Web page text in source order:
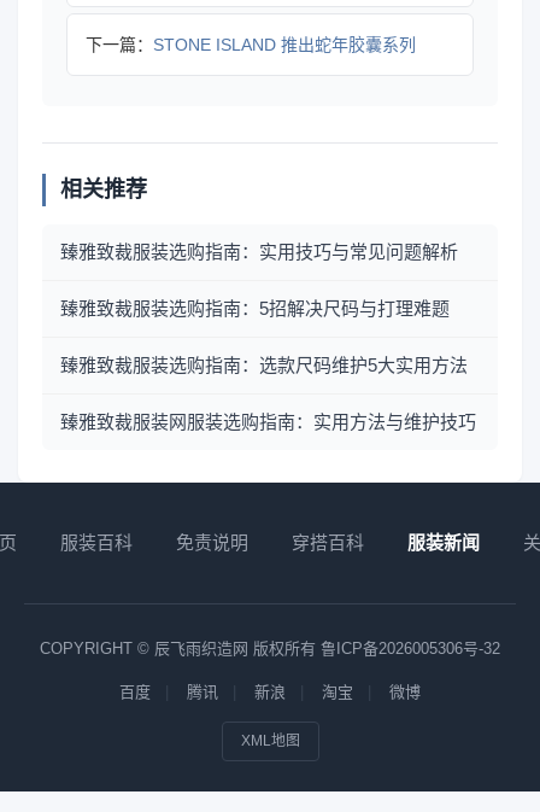
下一篇： STONE ISLAND 推出蛇年胶囊系列
相关推荐
臻雅致裁服装选购指南：实用技巧与常见问题解析
臻雅致裁服装选购指南：5招解决尺码与打理难题
臻雅致裁服装选购指南：选款尺码维护5大实用方法
臻雅致裁服装网服装选购指南：实用方法与维护技巧
服装百科 免责说明 穿搭百科 服装新闻
COPYRIGHT © 辰飞雨织造网 版权所有 鲁ICP备2026005306号-32
百度 腾讯 新浪 淘宝 微博
XML地图